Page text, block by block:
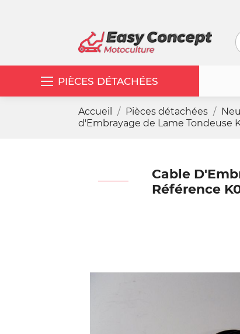
PIÈCES DÉTACHÉES
Accueil Pièces détachées
d'Embrayage de Lame Tondeuse
Cable
Référence